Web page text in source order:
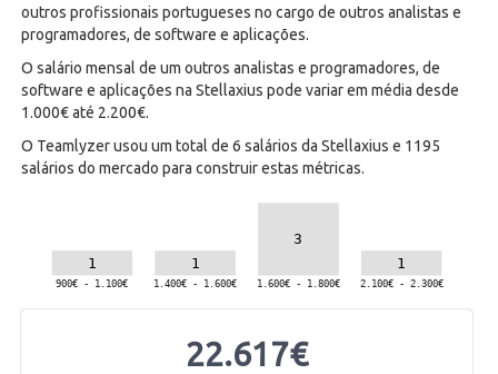
outros profissionais portugueses no cargo de outros analistas e
programadores, de software e aplicações.
O salário mensal de um outros analistas e programadores, de
software e aplicações na Stellaxius pode variar em média desde
1.000€ até 2.200€.
O Teamlyzer usou um total de 6 salários da Stellaxius e 1195
salários do mercado para construir estas métricas.
22.617€